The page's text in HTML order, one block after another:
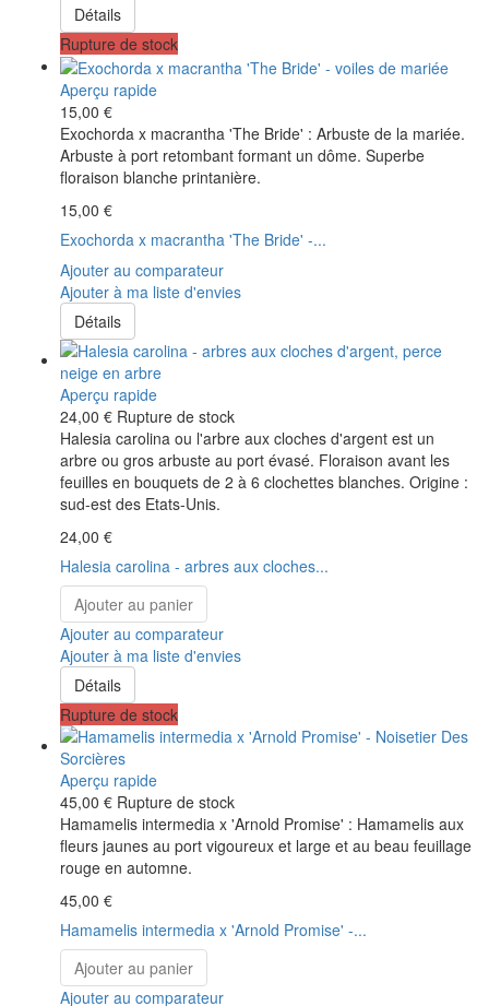
Détails
Rupture de stock
Aperçu rapide
15,00 €
Exochorda x macrantha 'The Bride' : Arbuste de la mariée.
Arbuste à port retombant formant un dôme. Superbe
floraison blanche printanière.
15,00 €
Exochorda x macrantha 'The Bride' -...
Ajouter au comparateur
Ajouter à ma liste d'envies
Détails
Aperçu rapide
24,00 € Rupture de stock
Halesia carolina ou l'arbre aux cloches d'argent est un
arbre ou gros arbuste au port évasé. Floraison avant les
feuilles en bouquets de 2 à 6 clochettes blanches. Origine :
sud-est des Etats-Unis.
24,00 €
Halesia carolina - arbres aux cloches...
Ajouter au panier
Ajouter au comparateur
Ajouter à ma liste d'envies
Détails
Rupture de stock
Aperçu rapide
45,00 € Rupture de stock
Hamamelis intermedia x 'Arnold Promise' : Hamamelis aux
fleurs jaunes au port vigoureux et large et au beau feuillage
rouge en automne.
45,00 €
Hamamelis intermedia x 'Arnold Promise' -...
Ajouter au panier
Ajouter au comparateur